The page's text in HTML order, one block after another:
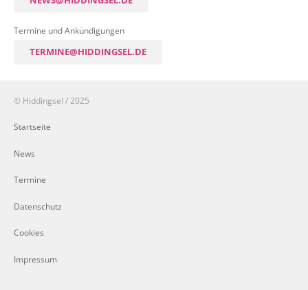
Termine und Ankündigungen
TERMINE@HIDDINGSEL.DE
© Hiddingsel / 2025
Startseite
News
Termine
Datenschutz
Cookies
Impressum